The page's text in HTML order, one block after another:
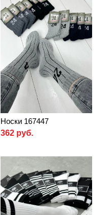
Носки 167447
362 руб.